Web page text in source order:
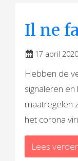
Il ne
17 april 2020
Hebben de
signaleren
maatregelen
het corona
Lees